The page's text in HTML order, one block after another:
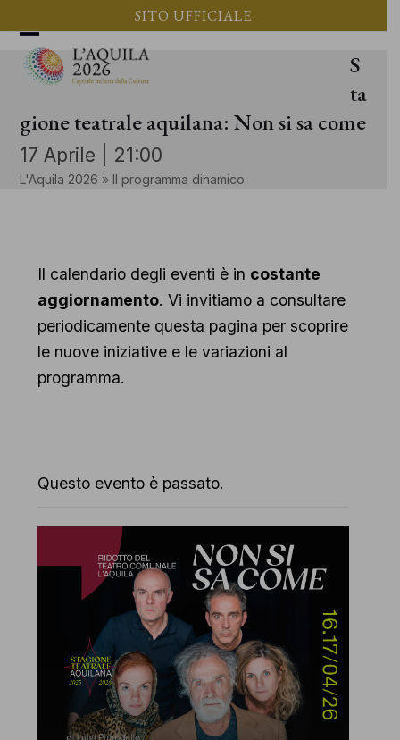
al
contenuto
SITO UFFICIALE
Apri
menu
mobile
Chiudi
menu
mobile
S
ta
gione teatrale aquilana: Non si sa come
17 Aprile | 21:00
L'Aquila 2026 » Il programma dinamico
Il calendario degli eventi è in costante
aggiornamento. Vi invitiamo a consultare
periodicamente questa pagina per scoprire
le nuove iniziative e le variazioni al
programma.
Questo evento è passato.